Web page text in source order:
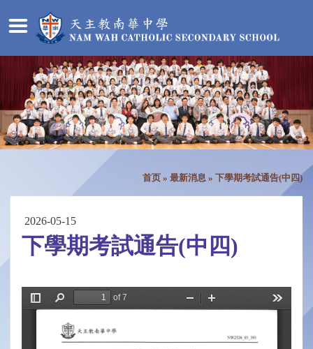
首页 » 最新消息 » 下學期考試通告(中四)
2026-05-15
下學期考試通告(中四)